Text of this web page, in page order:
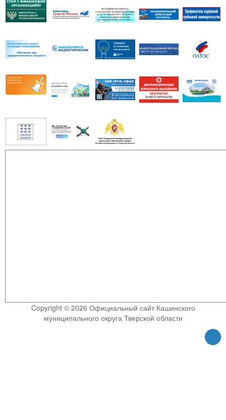
Copyright © 2026 Официальный сайт Кашинского
муниципального округа Тверской области